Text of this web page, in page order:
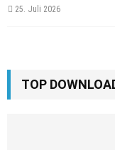
25. Juli 2026
TOP